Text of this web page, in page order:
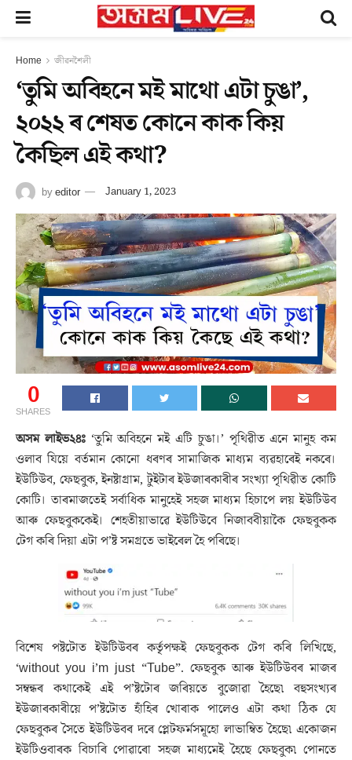
Home জীৱনশৈলী
‘তুমি অবিহনে মই মাথো এটা চুঙা’,
২০২২ ৰ শেষত কোনে কাক কিয়
কৈছিল এই কথা?
byeditor January 1, 2023
0
SHARES
অসম লাইভ২৪ঃ‘তুমি অবিহনে মই এটি চুঙা।’ পৃথিৱীত এনে মানুহ কম
ওলাব যিয়ে বৰ্তমান কোনো ধৰণৰ সামাজিক মাধ্যম ব্যৱহাৰেই নকৰে।
ইউটিউব, ফেছবুক, ইনষ্টাগ্ৰাম, টুইটাৰ ইউজাৰকাৰীৰ সংখ্যা পৃথিৱীত কোটি
কোটি। তাৰমাজতেই সৰ্বাধিক মানুহেই সহজ মাধ্যম হিচাপে লয় ইউটিউব
আৰু ফেছবুককেই। শেহতীয়াভাৱে ইউটিউবে নিজাববীয়াকৈ ফেছবুকক
টেগ কৰি দিয়া এটা প’ষ্ট সমগ্ৰতে ভাইৰেল হৈ পৰিছে।
বিশেষ পষ্টটোত ইউটিউবৰ কৰ্তৃপক্ষই ফেছবুকক টেগ কৰি লিখিছে,
‘without you i’m just “Tube”. ফেছবুক আৰু ইউটিউবৰ মাজৰ
সম্বন্ধৰ কথাকেই এই প’ষ্টটোৰ জৰিয়তে বুজোৱা হৈছে৷ বহুসংখ্যৰ
ইউজাৰকাৰীয়ে প’ষ্টটোত হাঁহিৰ খোৰাক পালেও এটা কথা ঠিক যে
ফেছবুকৰ সৈতে ইউটিউবৰ দৰে প্লেটফৰ্মসমূহো লাভাম্বিত হৈছে৷ একোজন
ইউটিওবাৰক বিচাৰি পোৱাৰো সহজ মাধ্যমেই হৈছে ফেছবুক৷ পোনতে